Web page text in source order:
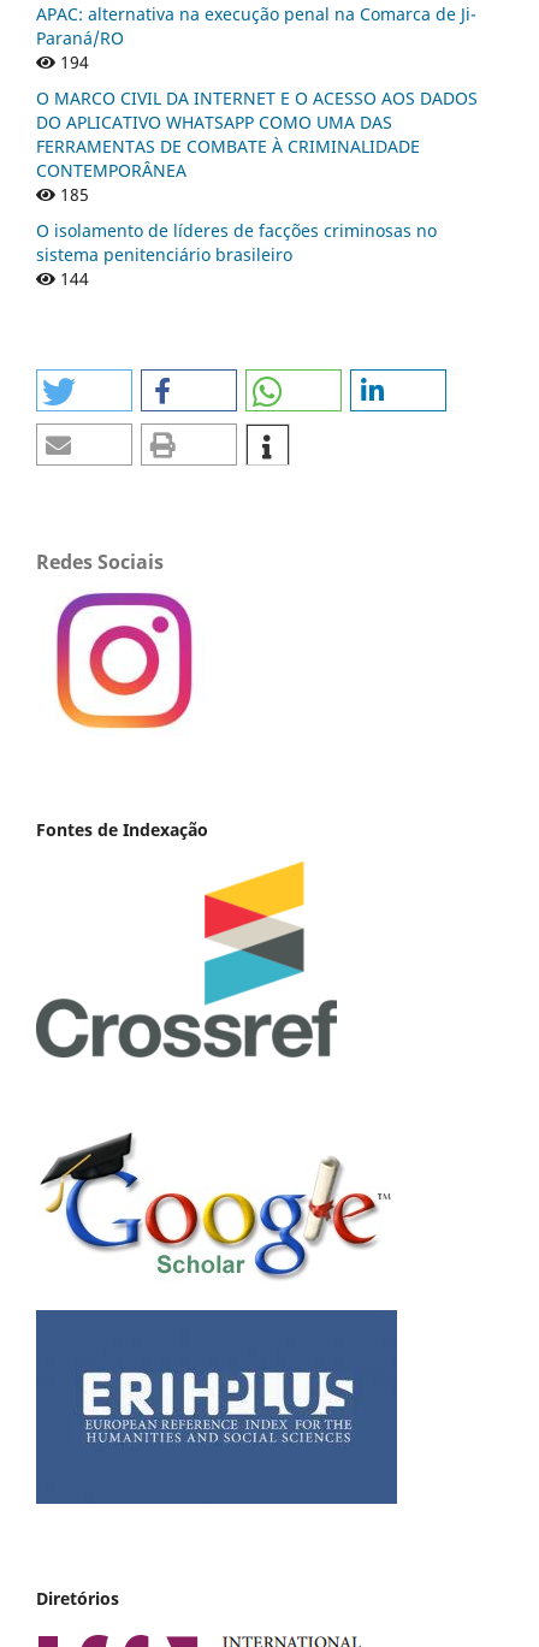
APAC: alternativa na execução penal na Comarca de Ji-
Paraná/RO
194
O MARCO CIVIL DA INTERNET E O ACESSO AOS DADOS
DO APLICATIVO WHATSAPP COMO UMA DAS
FERRAMENTAS DE COMBATE À CRIMINALIDADE
CONTEMPORÂNEA
185
O isolamento de líderes de facções criminosas no
sistema penitenciário brasileiro
144
Redes Sociais
Fontes de Indexação
Diretórios